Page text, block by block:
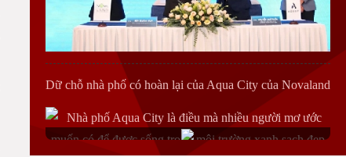
dựng hạnh phúc